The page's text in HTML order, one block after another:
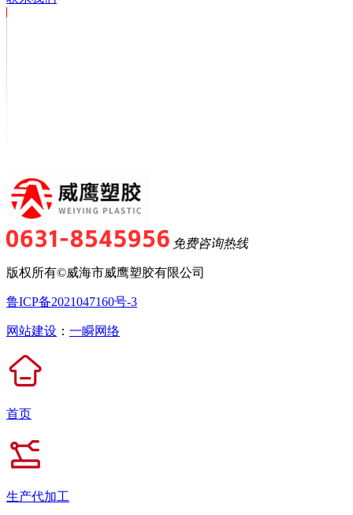
免费咨询热线
版权所有©威海市威鹰塑胶有限公司
鲁ICP备2021047160号-3
网站建设 ： 一瞬网络
首页
生产代加工